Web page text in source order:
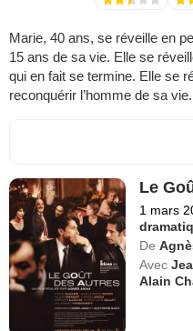
Marie, 40 ans, se réveille en
15 ans de sa vie. Elle se
qui en fait se termine. Elle se
reconquérir l’homme de sa vie.
Le
1 mars
De
Avec
Alain